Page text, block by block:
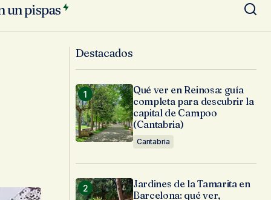
un pispas
tu visita a Llanes
Destacados
Qué ver en Reinosa: guía
completa para descubrir la
capital de Campoo
(Cantabria)
Cantabria
Jardines de la Tamarita en
Barcelona: qué ver,